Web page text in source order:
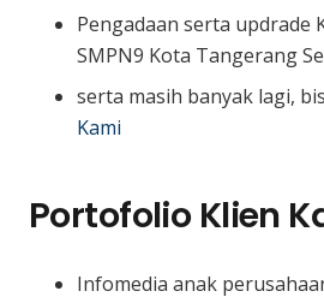
Pengadaan serta updrade
SMPN9 Kota Tangerang
serta masih banyak lagi,
Kami
Portofolio Klien
Infomedia anak